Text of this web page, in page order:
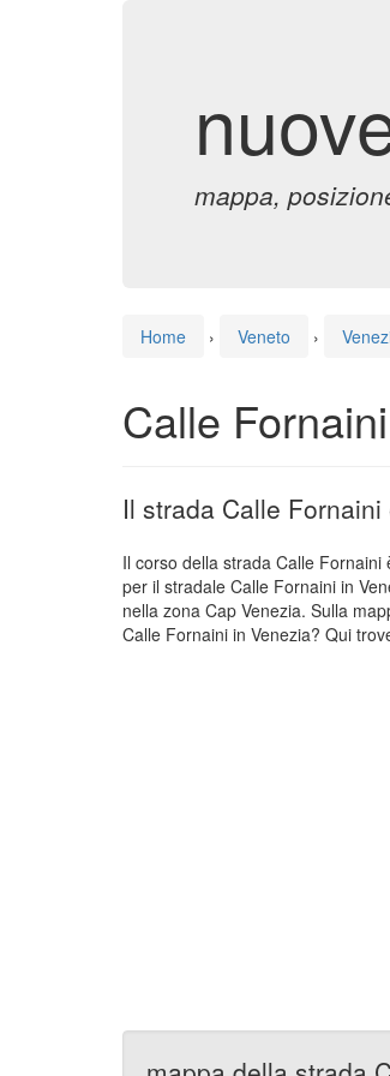
mappa,
Home › Veneto ›
Calle
Il strada Calle
Il corso della strada Calle
per il stradale Calle Fornaini in
nella zona Cap Venezia. Sulla
Calle Fornaini in Venezia? Qui